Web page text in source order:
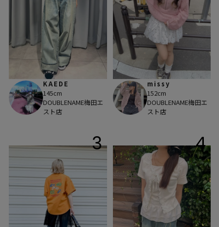
KAEDE
145cm
DOUBLENAME梅田エ
スト店
missy
152cm
DOUBLENAME梅田エ
スト店
3 4